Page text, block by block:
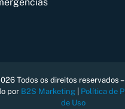
Todos os direitos reservados –
por B2S Marketing| Política de
de Uso